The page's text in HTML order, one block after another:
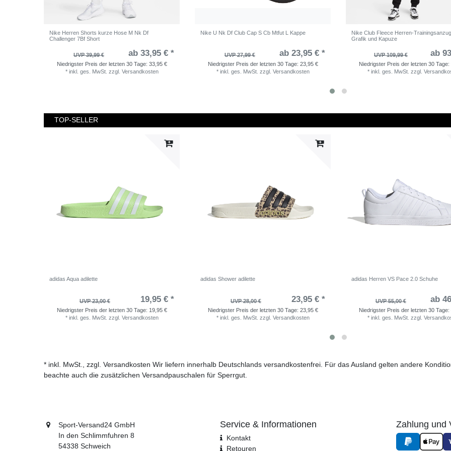
Nike Herren Shorts kurze Hose M Nk Df
Challenger 7Bf Short
UVP 39,99 € ab 33,95 € *
Niedrigster Preis der letzten 30 Tage: 33,95 €
* inkl. ges. MwSt. zzgl. Versandkosten
Nike U Nk Df Club Cap S Cb Mtfut L Kappe
UVP 27,99 € ab 23,95 € *
Niedrigster Preis der letzten 30 Tage: 23,95 €
* inkl. ges. MwSt. zzgl. Versandkosten
Nike Club Fleece Herren-
Grafik und Kapuze
UVP 109,99 € ab
Niedrigster Preis der letzten 30 Tage:
* inkl. ges. MwSt. zzgl.
TOP-SELLER
adidas Aqua adilette
UVP 23,00 € 19,95 € *
Niedrigster Preis der letzten 30 Tage: 19,95 €
* inkl. ges. MwSt. zzgl. Versandkosten
adidas Shower adilette
UVP 28,00 € 23,95 € *
Niedrigster Preis der letzten 30 Tage: 23,95 €
* inkl. ges. MwSt. zzgl. Versandkosten
adidas Herren VS Pace 2.0 Schuhe
UVP 55,00 € ab
Niedrigster Preis der letzten 30 Tage:
* inkl. ges. MwSt. zzgl.
* inkl. MwSt., zzgl. Versandkosten Wir liefern innerhalb Deutschlands versandkostenfrei. Für das Ausland gelten andere
beachte auch die zusätzlichen Versandpauschalen für Sperrgut.
Sport-Versand24 GmbH
In den Schlimmfuhren 8
54338 Schweich
Service & Informationen
Kontakt
Retouren
Zahlung und